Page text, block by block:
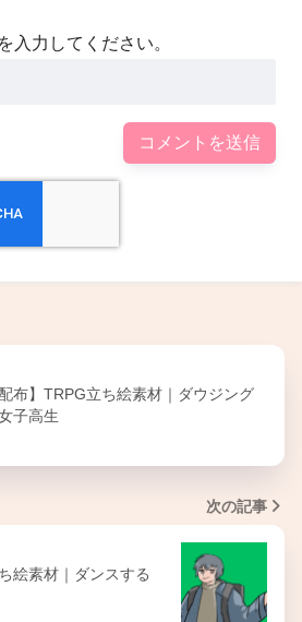
入力してください。
配布】TRPG立ち絵素材｜ダウジング
子高生
次の記事
絵素材｜ダンスする